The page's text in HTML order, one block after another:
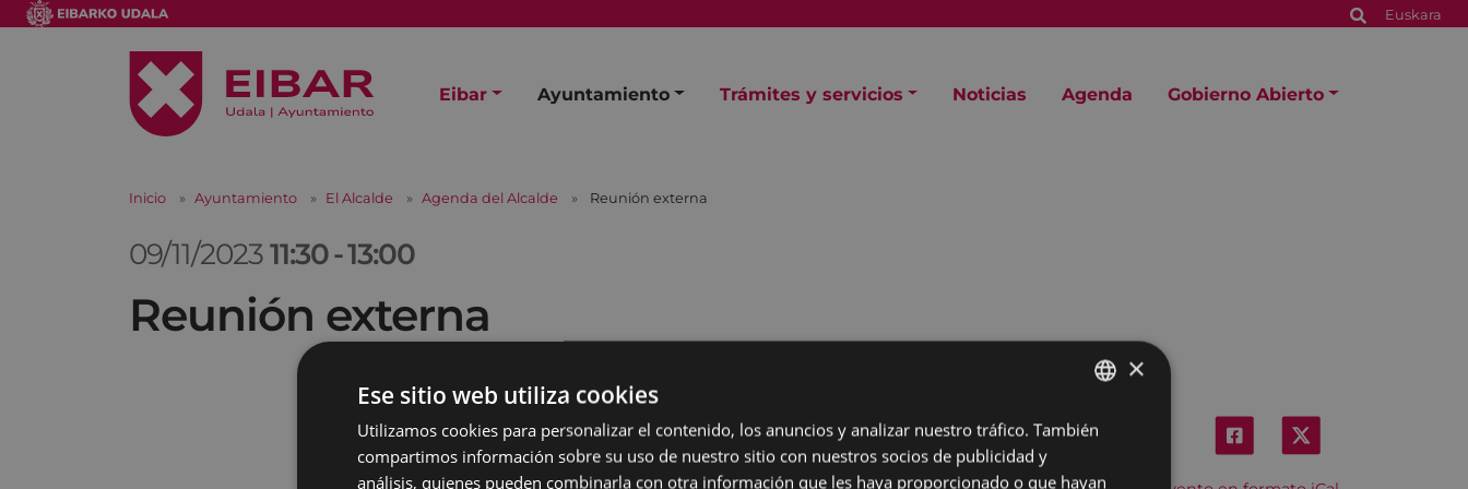
Euskara
Eibar Ayuntamiento Trámites y servicios Noticias Agenda Gobierno Abierto
Inicio Ayuntamiento El Alcalde Agenda del Alcalde Reunión externa
09/11/202311:30-13:00
Reunión externa
BASQUE
×
Ese sitio web utiliza cookies
Utilizamos cookies para personalizar el contenido, los anuncios y analizar nuestro tráfico. También
compartimos información sobre su uso de nuestro sitio con nuestros socios de publicidad y
análisis, quienes pueden combinarla con otra información que les haya proporcionado o que hayan